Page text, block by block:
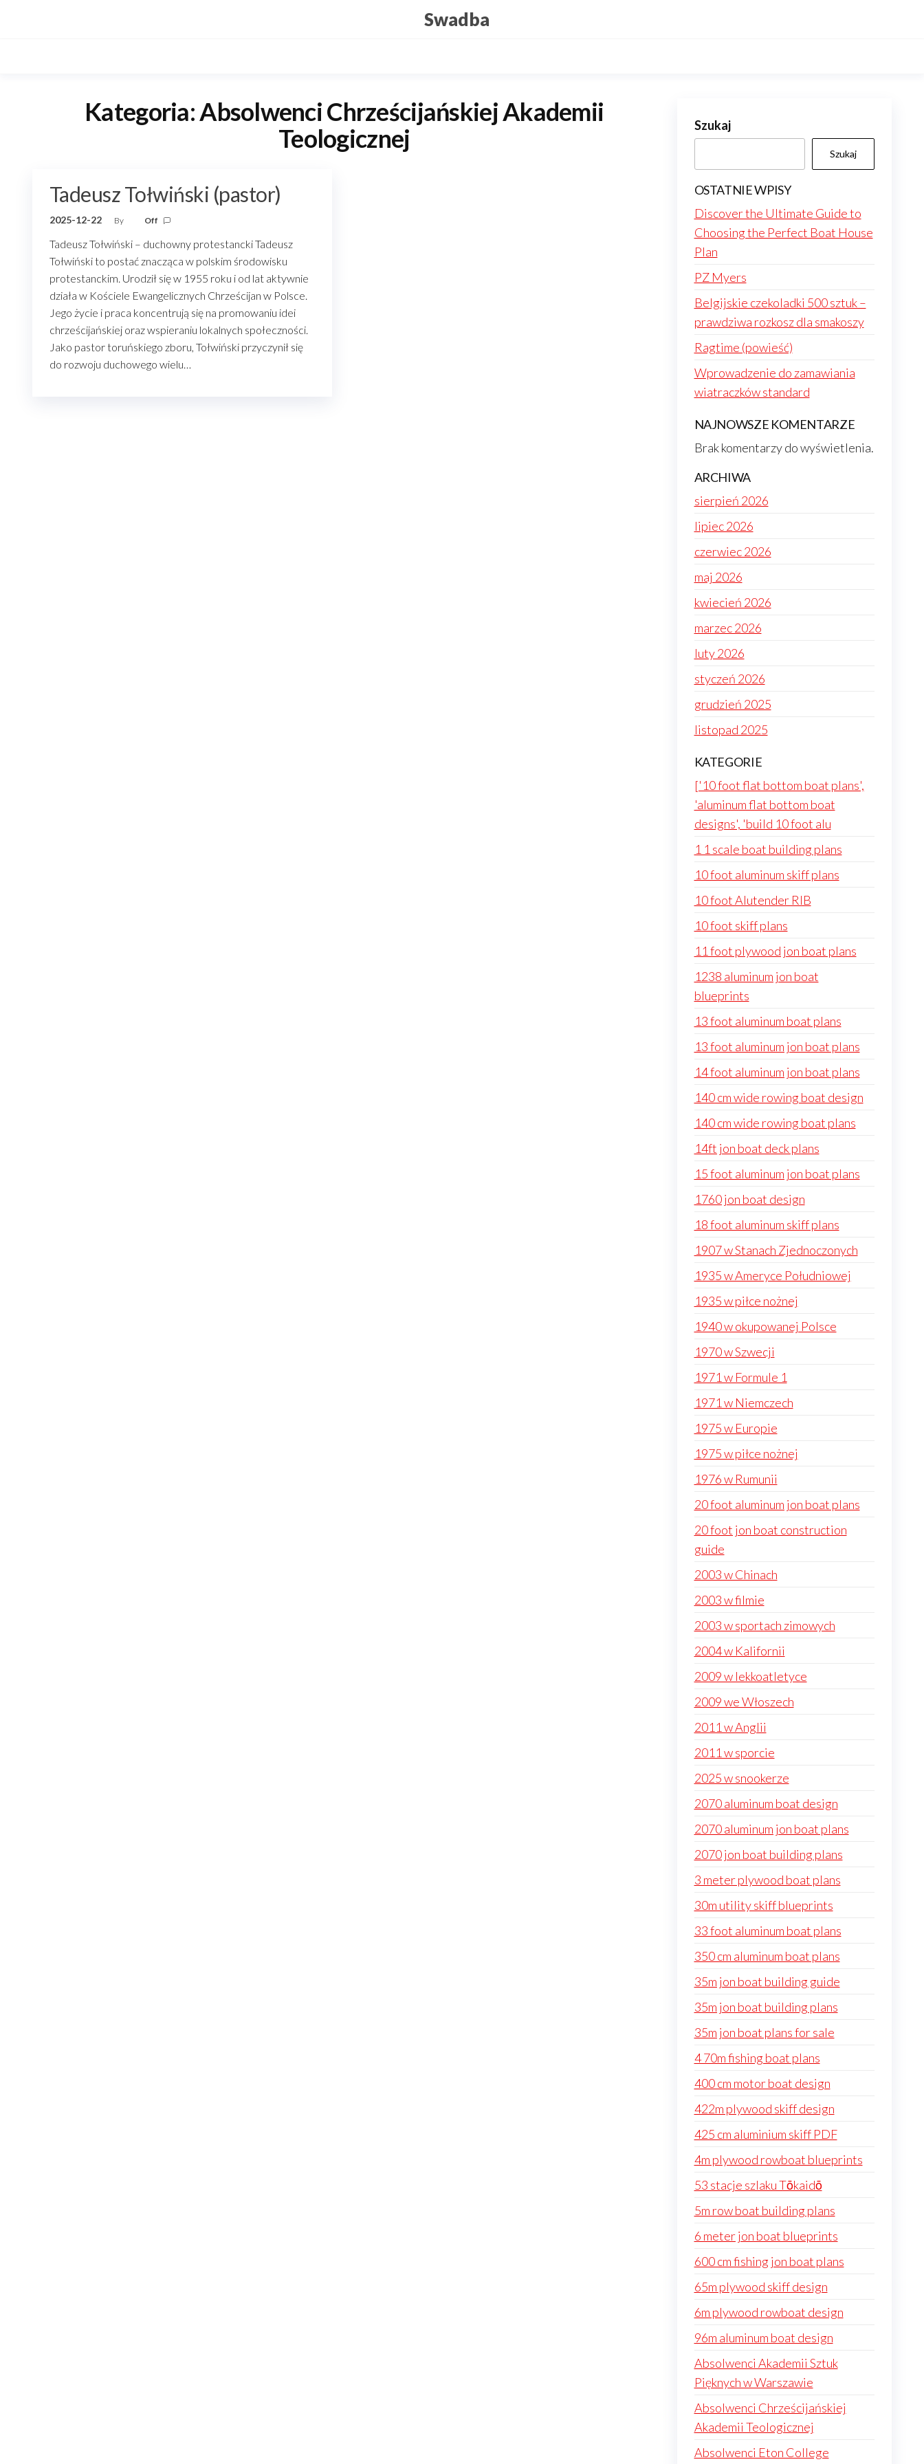
Swadba
Kategoria:Absolwenci Chrześcijańskiej Akademii
Teologicznej
Tadeusz Tołwiński (pastor)
2025-12-22 By Off
Tadeusz Tołwiński – duchowny protestancki Tadeusz
Tołwiński to postać znacząca w polskim środowisku
protestanckim. Urodził się w 1955 roku i od lat aktywnie
działa w Kościele Ewangelicznych Chrześcijan w Polsce.
Jego życie i praca koncentrują się na promowaniu idei
chrześcijańskiej oraz wspieraniu lokalnych społeczności.
Jako pastor toruńskiego zboru, Tołwiński przyczynił się
do rozwoju duchowego wielu…
Szukaj
Szukaj
OSTATNIE WPISY
Discover the Ultimate Guide to
Choosing the Perfect Boat House
Plan
PZ Myers
Belgijskie czekoladki 500 sztuk –
prawdziwa rozkosz dla smakoszy
Ragtime (powieść)
Wprowadzenie do zamawiania
wiatraczków standard
NAJNOWSZE KOMENTARZE
Brak komentarzy do wyświetlenia.
ARCHIWA
sierpień 2026
lipiec 2026
czerwiec 2026
maj 2026
kwiecień 2026
marzec 2026
luty 2026
styczeń 2026
grudzień 2025
listopad 2025
KATEGORIE
['10 foot flat bottom boat plans',
'aluminum flat bottom boat
designs', 'build 10 foot alu
1 1 scale boat building plans
10 foot aluminum skiff plans
10 foot Alutender RIB
10 foot skiff plans
11 foot plywood jon boat plans
1238 aluminum jon boat
blueprints
13 foot aluminum boat plans
13 foot aluminum jon boat plans
14 foot aluminum jon boat plans
140 cm wide rowing boat design
140 cm wide rowing boat plans
14ft jon boat deck plans
15 foot aluminum jon boat plans
1760 jon boat design
18 foot aluminum skiff plans
1907 w Stanach Zjednoczonych
1935 w Ameryce Południowej
1935 w piłce nożnej
1940 w okupowanej Polsce
1970 w Szwecji
1971 w Formule 1
1971 w Niemczech
1975 w Europie
1975 w piłce nożnej
1976 w Rumunii
20 foot aluminum jon boat plans
20 foot jon boat construction
guide
2003 w Chinach
2003 w filmie
2003 w sportach zimowych
2004 w Kalifornii
2009 w lekkoatletyce
2009 we Włoszech
2011 w Anglii
2011 w sporcie
2025 w snookerze
2070 aluminum boat design
2070 aluminum jon boat plans
2070 jon boat building plans
3 meter plywood boat plans
30m utility skiff blueprints
33 foot aluminum boat plans
350 cm aluminum boat plans
35m jon boat building guide
35m jon boat building plans
35m jon boat plans for sale
4 70m fishing boat plans
400 cm motor boat design
422m plywood skiff design
425 cm aluminium skiff PDF
4m plywood rowboat blueprints
53 stacje szlaku Tōkaidō
5m row boat building plans
6 meter jon boat blueprints
600 cm fishing jon boat plans
65m plywood skiff design
6m plywood rowboat design
96m aluminum boat design
Absolwenci Akademii Sztuk
Pięknych w Warszawie
Absolwenci Chrześcijańskiej
Akademii Teologicznej
Absolwenci Eton College